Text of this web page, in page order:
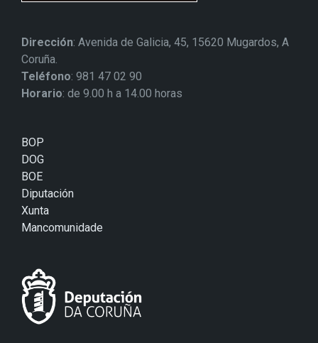
Dirección: Avenida de Galicia, 45, 15620 Mugardos, A
Coruña.
Teléfono: 981 47 02 90
Horario: de 9.00 h a 14.00 horas
BOP
DOG
BOE
Diputación
Xunta
Mancomunidade